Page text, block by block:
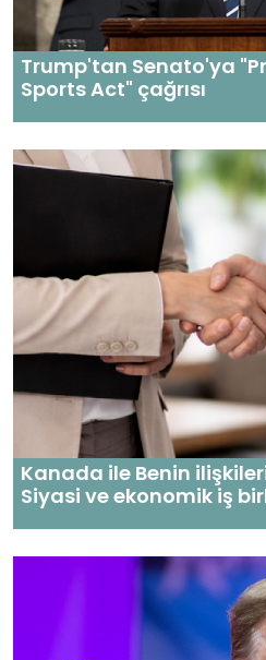
Trump'tan Senato'ya
Sports Act" çağrısı
Kanada ile Benin
Siyasi ve ekonomik iş